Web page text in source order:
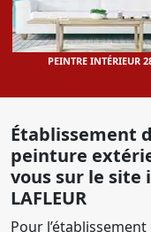
PEINTRE INTÉRIEUR
Établissement
peinture
vous sur le
LAFLEUR
Pour